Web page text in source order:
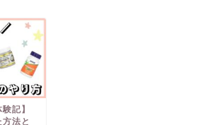
記】
法と